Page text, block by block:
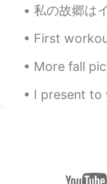
i want
EN ES
May I
私の故郷はインドと中国の国境にあります、この場所は私
First workout back in
More fall pictures from the
I present to you : CatMan